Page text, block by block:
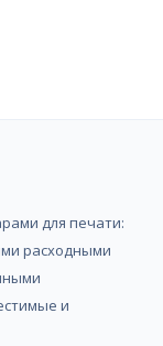
для печати:
расходными
и